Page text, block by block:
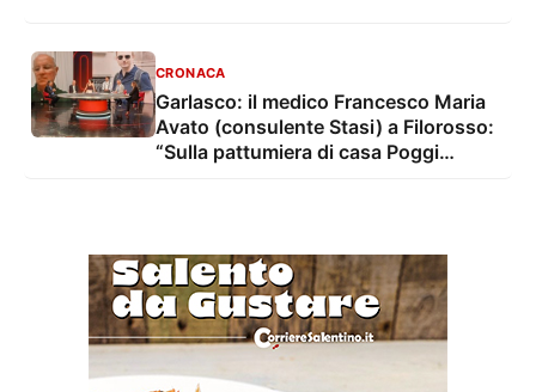
CRONACA
Garlasco: il medico Francesco Maria
Avato (consulente Stasi) a Filorosso:
“Sulla pattumiera di casa Poggi